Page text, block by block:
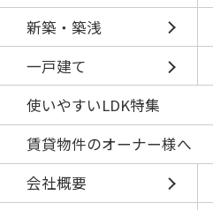
新築・築浅
一戸建て
使いやすいLDK特集
賃貸物件のオーナー様へ
会社概要